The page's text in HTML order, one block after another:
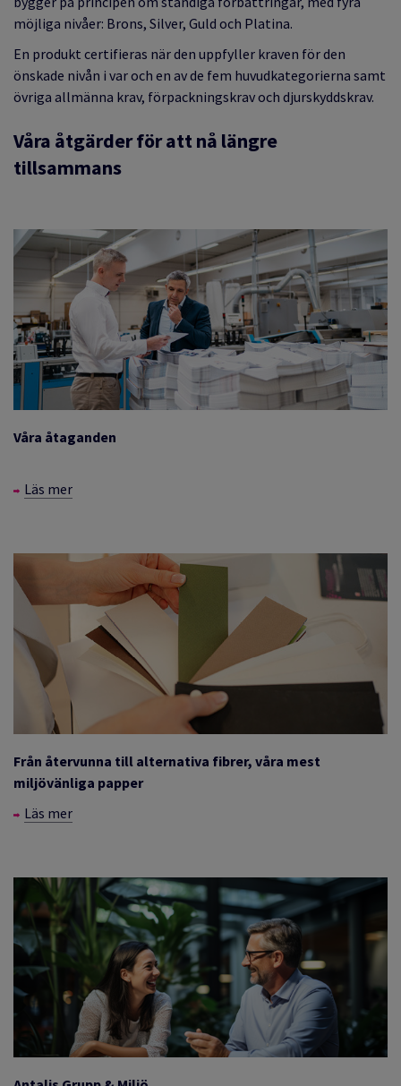
möjliga nivåer: Brons, Silver, Guld och Platina.
En produkt certifieras när den uppfyller kraven för den
önskade nivån i var och en av de fem huvudkategorierna samt
övriga allmänna krav, förpackningskrav och djurskyddskrav.
Våra åtgärder för att nå längre
tillsammans
Våra åtaganden
Läs mer
Från återvunna till alternativa fibrer, våra mest
miljövänliga papper
Läs mer